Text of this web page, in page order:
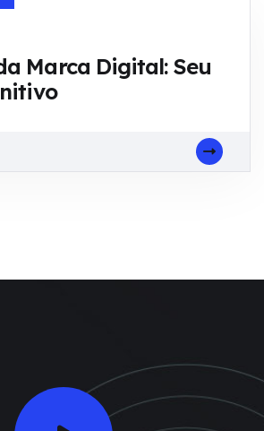
Marca Digital: Seu